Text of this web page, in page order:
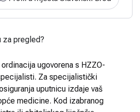
za pregled?
ugovorena s HZZO-
Za specijalistički
uputnicu izdaje vaš
medicine. Kod izabranog